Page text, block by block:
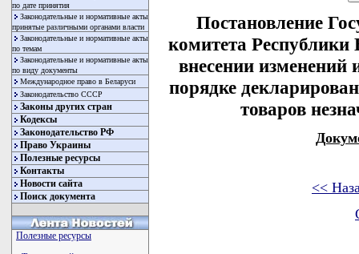
по дате принятия
Законодательные и нормативные акты
принятые различными органами власти
Законодательные и нормативные акты
по темам
Законодательные и нормативные акты
по виду документы
Международное право в Беларуси
Законодательство СССР
Законы других стран
Кодексы
Законодательство РФ
Право Украины
Полезные ресурсы
Контакты
Новости сайта
Поиск документа
Полезные ресурсы
Постановление
комитета
внесении
порядке
товаров
<<